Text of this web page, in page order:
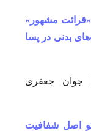
مشهور»
بدنی در پسا
جوان جعفری
220 ق. م. ا. 1392 در پرتو اصل شفافیت